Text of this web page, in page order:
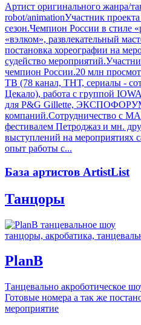
Артист оригинального жанра/
robot/animationУчастник
сезон.Чемпион России в стиле
«вэлком», развлекательный
постановка хореографии на
судейство
чемпион России.20 млн
ТВ (78 канал, ТНТ, сериалы -
Цекало), работа с группой
для P&G Gillette,
компаний.Сотрудничество с
фестивалем Петроджаз и мн.
выступлений на мероприятиях
опыт работы с...
База артистов ArtistList
Танцоры
танцоры, акробатика,
PlanB
Танцевально акроботическое
Готовые номера а так же
мероприятие